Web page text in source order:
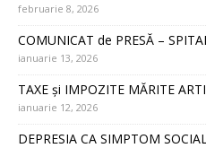
februarie 8, 2026
COMUNICAT de PRESĂ –
ianuarie 13, 2026
TAXE și IMPOZITE MĂRITE
ianuarie 12, 2026
DEPRESIA CA SIMPTOM SOCIAL